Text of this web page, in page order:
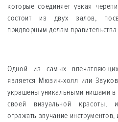
которые соединяет узкая
состоит из двух залов,
придворным делам
Одной из самых
является Мюзик-холл или
украшены уникальными нишами
своей визуальной красоты,
отражать звучание